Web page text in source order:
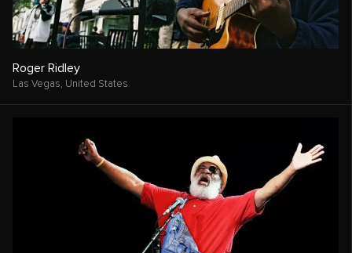
Roger Ridley
Las Vegas, United States